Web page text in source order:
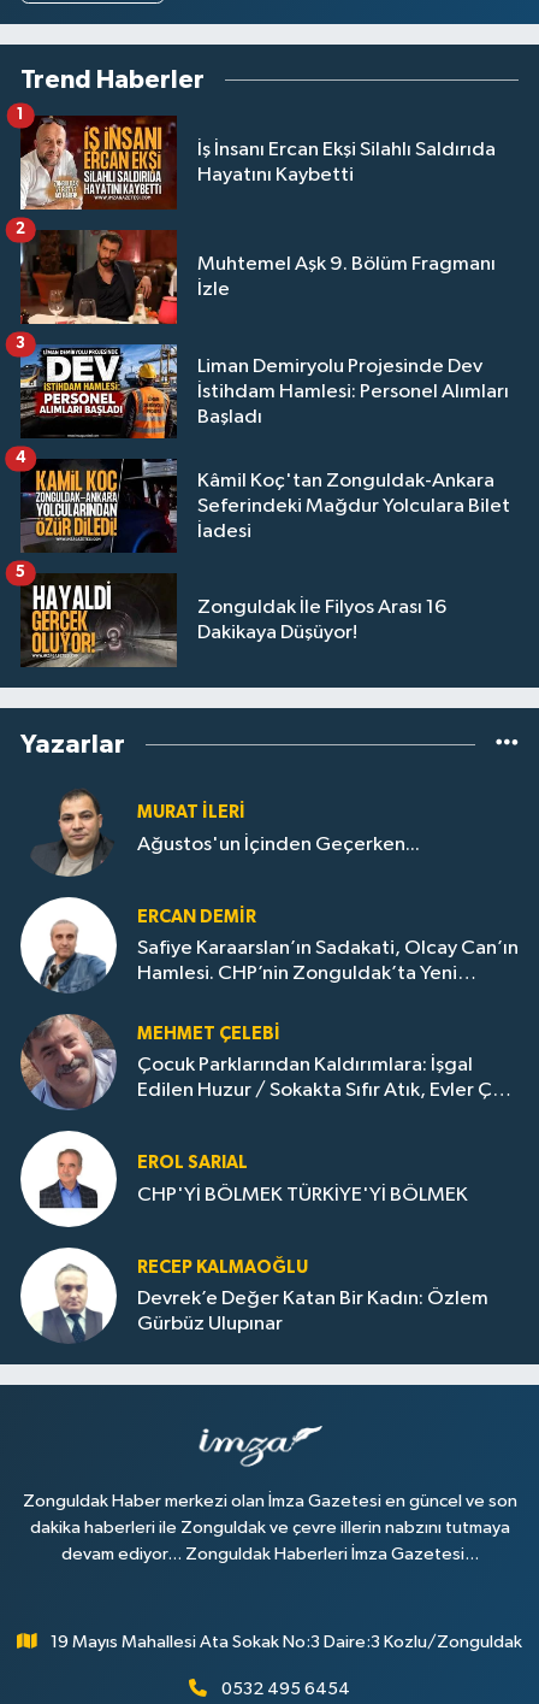
Trend Haberler
İş İnsanı Ercan Ekşi Silahlı Saldırıda
Hayatını Kaybetti
1
Muhtemel Aşk 9. Bölüm Fragmanı
İzle
2
Liman Demiryolu Projesinde Dev
İstihdam Hamlesi: Personel Alımları
Başladı
3
Kâmil Koç'tan Zonguldak-Ankara
Seferindeki Mağdur Yolculara Bilet
İadesi
4
Zonguldak İle Filyos Arası 16
Dakikaya Düşüyor!
5
Yazarlar
MURAT İLERI
Ağustos'un İçinden Geçerken...
ERCAN DEMIR
Safiye Karaarslan’ın Sadakati, Olcay Can’ın
Hamlesi. CHP’nin Zonguldak’ta Yeni
MEHMET ÇELEBI
Çocuk Parklarından Kaldırımlara: İşgal
Edilen Huzur / Sokakta Sıfır Atık, Evler Çöp
EROL SARIAL
CHP'Yİ BÖLMEK TÜRKİYE'Yİ BÖLMEK
RECEP KALMAOĞLU
Devrek’e Değer Katan Bir Kadın: Özlem
Gürbüz Ulupınar
Zonguldak Haber merkezi olan İmza Gazetesi en güncel ve son
dakika haberleri ile Zonguldak ve çevre illerin nabzını tutmaya
devam ediyor... Zonguldak Haberleri İmza Gazetesi...
19 Mayıs Mahallesi Ata Sokak No:3 Daire:3 Kozlu/Zonguldak
0532 495 6454